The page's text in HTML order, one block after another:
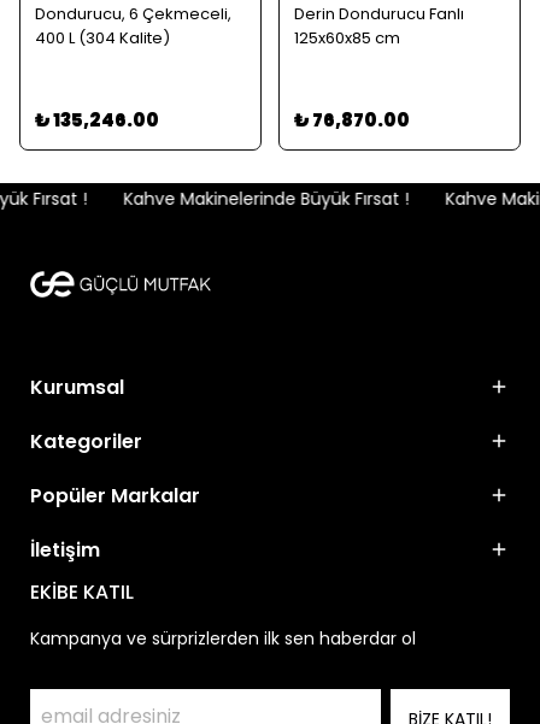
Dondurucu, 6 Çekmeceli,
400 L (304 Kalite)
₺ 135,246.00
Derin Dondurucu Fanlı
125x60x85 cm
₺ 76,870.00
Fırsat ! Kahve Makinelerinde Büyük Fırsat ! Kahve
Kurumsal
Kategoriler
Popüler Markalar
İletişim
EKİBE KATIL
Kampanya ve sürprizlerden ilk sen haberdar ol
BİZE KATIL!